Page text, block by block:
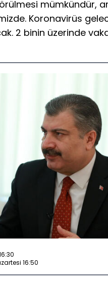
mümkündür,
Koronavirüs
2 binin üzerinde
16:50